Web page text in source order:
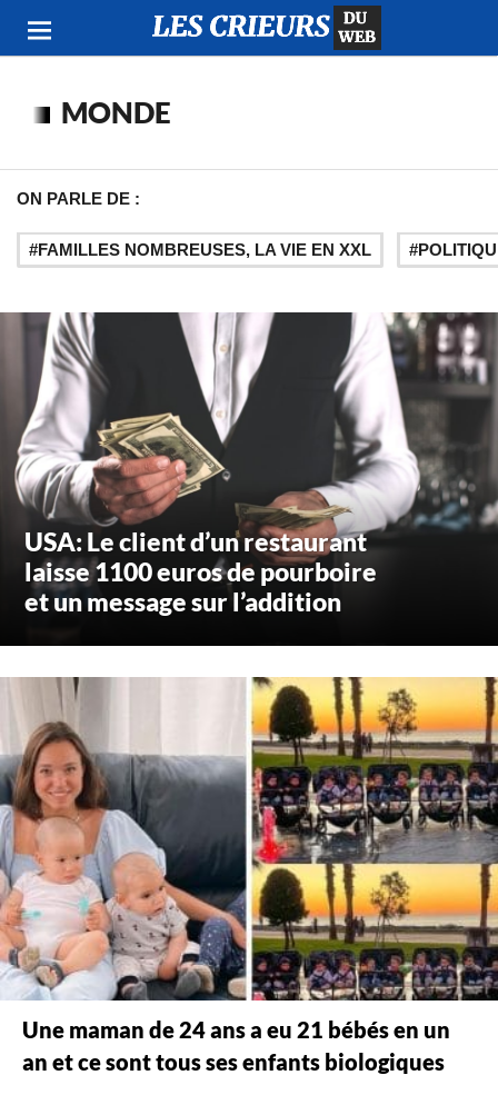
MONDE
ON PARLE DE :
FAMILLES NOMBREUSES, LA VIE EN XXL
USA: Le client d’un restaurant
laisse 1100 euros de pourboire
et un message sur l’addition
Une maman de 24 ans a eu 21 bébés en un
an et ce sont tous ses enfants biologiques